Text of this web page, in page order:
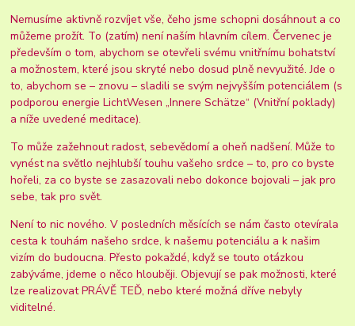
Nemusíme aktivně rozvíjet vše, čeho jsme schopni dosáhnout a co
můžeme prožít. To (zatím) není naším hlavním cílem. Červenec je
především o tom, abychom se otevřeli svému vnitřnímu bohatství
a možnostem, které jsou skryté nebo dosud plně nevyužité. Jde o
to, abychom se – znovu – sladili se svým nejvyšším potenciálem (s
podporou energie LichtWesen „Innere Schätze“ (Vnitřní poklady)
a níže uvedené meditace).
To může zažehnout radost, sebevědomí a oheň nadšení. Může to
vynést na světlo nejhlubší touhu vašeho srdce – to, pro co byste
hořeli, za co byste se zasazovali nebo dokonce bojovali – jak pro
sebe, tak pro svět.
Není to nic nového. V posledních měsících se nám často otevírala
cesta k touhám našeho srdce, k našemu potenciálu a k našim
vizím do budoucna. Přesto pokaždé, když se touto otázkou
zabýváme, jdeme o něco hlouběji. Objevují se pak možnosti, které
lze realizovat PRÁVĚ TEĎ, nebo které možná dříve nebyly
viditelné.